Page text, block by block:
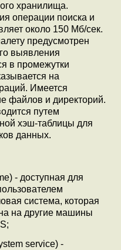
хранилища.
операции поиска и
около 150 Мб/сек.
предусмотрен
выявления
в промежутки
на
Имеется
файлов и директорий.
путем
хэш-таблицы для
данных.
- доступная для
система, которая
на другие машины
service) -